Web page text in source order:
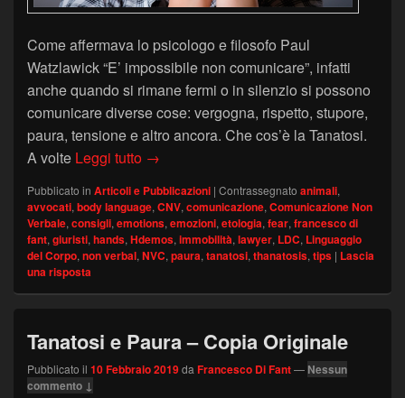
Come affermava lo psicologo e filosofo Paul
Watzlawick “E’ impossibile non comunicare”, infatti
anche quando si rimane fermi o in silenzio si possono
comunicare diverse cose: vergogna, rispetto, stupore,
paura, tensione e altro ancora. Che cos’è la Tanatosi.
A volte Leggi tutto Tanatosi e Comunicazione Non
→
Pubblicato in Articoli e Pubblicazioni | Contrassegnato animali,
avvocati, body language, CNV, comunicazione, Comunicazione Non
Verbale, consigli, emotions, emozioni, etologia, fear, francesco di
fant, giuristi, hands, Hdemos, immobilità, lawyer, LDC, Linguaggio
del Corpo, non verbal, NVC, paura, tanatosi, thanatosis, tips | Lascia
una risposta
Tanatosi e Paura – Copia Originale
Pubblicato il 10 Febbraio 2019da Francesco Di Fant— Nessun
commento ↓